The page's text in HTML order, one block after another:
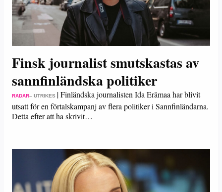
Finsk journalist smutskastas av
sannfinländska politiker
RADAR– UTRIKES |Finländska journalisten Ida Erämaa har blivit
utsatt för en förtalskampanj av flera politiker i Sannfinländarna.
Detta efter att ha skrivit…